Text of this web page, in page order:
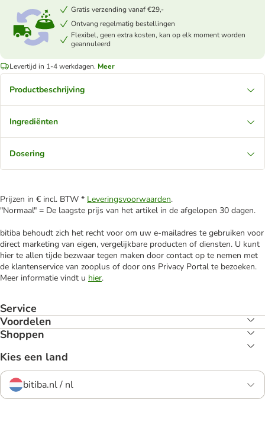
Gratis verzending vanaf €29,-
Ontvang regelmatig bestellingen
Flexibel, geen extra kosten, kan op elk moment worden
geannuleerd
Levertijd in 1-4 werkdagen. Meer
Productbeschrijving
Ingrediënten
Dosering
Prijzen in € incl. BTW * Leveringsvoorwaarden.
"Normaal" = De laagste prijs van het artikel in de afgelopen 30 dagen.
bitiba behoudt zich het recht voor om uw e-mailadres te gebruiken voor
direct marketing van eigen, vergelijkbare producten of diensten. U kunt
hier te allen tijde bezwaar tegen maken door contact op te nemen met
de klantenservice van zooplus of door ons Privacy Portal te bezoeken.
Meer informatie vindt u hier.
Service
Voordelen
Shoppen
Kies een land
bitiba.nl / nl